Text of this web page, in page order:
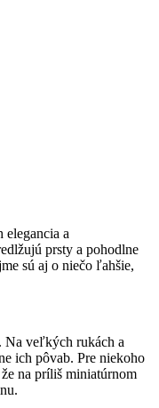
a
prsty a pohodlne
sú aj o niečo ľahšie,
Na veľkých rukách a
ich pôvab. Pre niekoho
na príliš miniatúrnom